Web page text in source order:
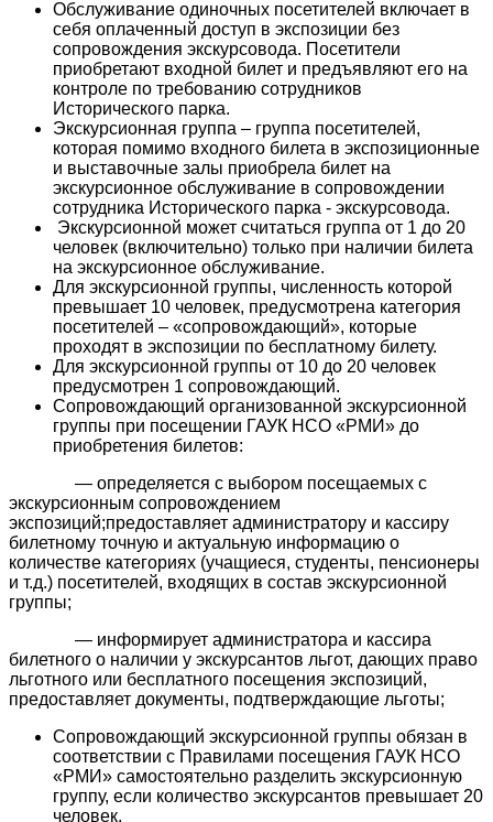
Обслуживание одиночных посетителей включает в
себя оплаченный доступ в экспозиции без
сопровождения экскурсовода. Посетители
приобретают входной билет и предъявляют его на
контроле по требованию сотрудников
Исторического парка.
Экскурсионная группа – группа посетителей,
которая помимо входного билета в экспозиционные
и выставочные залы приобрела билет на
экскурсионное обслуживание в сопровождении
сотрудника Исторического парка - экскурсовода.
Экскурсионной может считаться группа от 1 до 20
человек (включительно) только при наличии билета
на экскурсионное обслуживание.
Для экскурсионной группы, численность которой
превышает 10 человек, предусмотрена категория
посетителей – «сопровождающий», которые
проходят в экспозиции по бесплатному билету.
Для экскурсионной группы от 10 до 20 человек
предусмотрен 1 сопровождающий.
Сопровождающий организованной экскурсионной
группы при посещении ГАУК НСО «РМИ» до
приобретения билетов:
— определяется с выбором посещаемых с
экскурсионным сопровождением
экспозиций;предоставляет администратору и кассиру
билетному точную и актуальную информацию о
количестве категориях (учащиеся, студенты, пенсионеры
и т.д.) посетителей, входящих в состав экскурсионной
группы;
— информирует администратора и кассира
билетного о наличии у экскурсантов льгот, дающих право
льготного или бесплатного посещения экспозиций,
предоставляет документы, подтверждающие льготы;
Сопровождающий экскурсионной группы обязан в
соответствии с Правилами посещения ГАУК НСО
«РМИ» самостоятельно разделить экскурсионную
группу, если количество экскурсантов превышает 20
человек.